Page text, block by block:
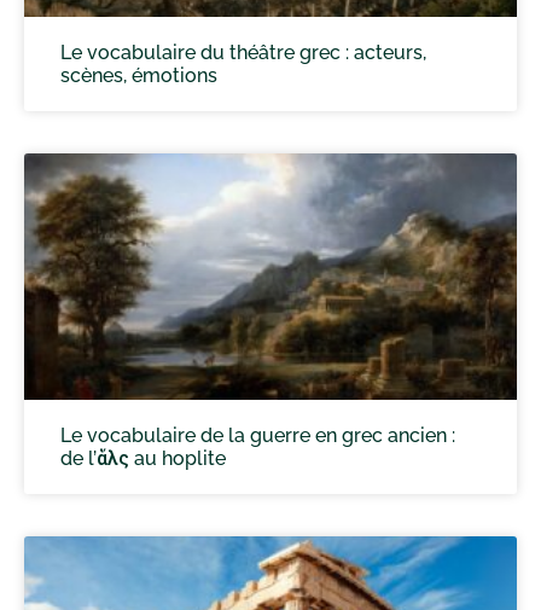
Le vocabulaire du théâtre grec : acteurs,
scènes, émotions
Le vocabulaire de la guerre en grec ancien :
de l’ἅλς au hoplite